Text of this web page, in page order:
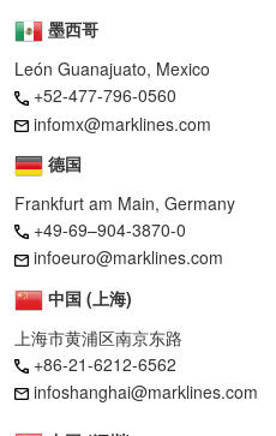
墨西哥
León Guanajuato, Mexico
+52-477-796-0560
infomx@marklines.com
德国
Frankfurt am Main, Germany
+49-69–904-3870-0
infoeuro@marklines.com
中国 (上海)
上海市黄浦区南京东路
+86-21-6212-6562
infoshanghai@marklines.com